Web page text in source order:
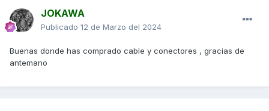
JOKAWA
Publicado 12 de Marzo del 2024
Buenas donde has comprado cable y conectores , gracias de
antemano